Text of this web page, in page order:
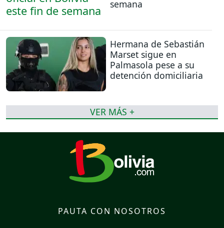
semana
Hermana de Sebastián
Marset sigue en
Palmasola pese a su
detención domiciliaria
VER MÁS +
PAUTA CON NOSOTROS